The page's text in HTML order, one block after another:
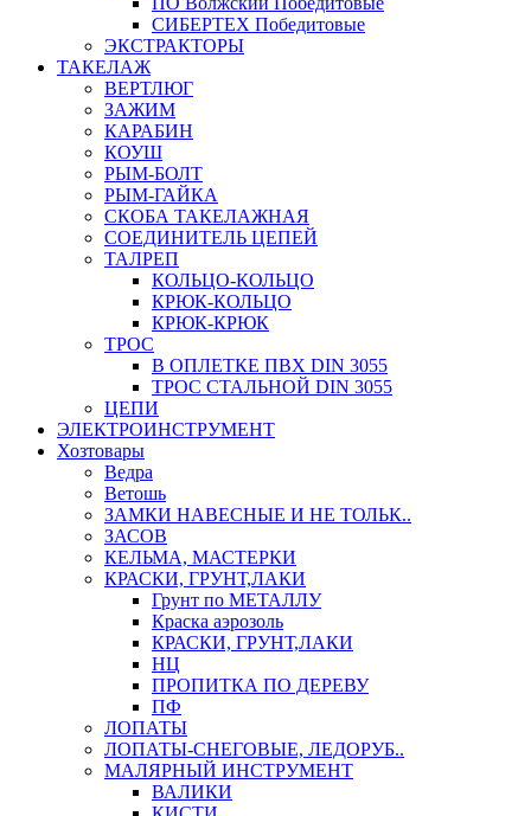
СИБЕРТЕХ Победитовые
ЭКСТРАКТОРЫ
ТАКЕЛАЖ
ВЕРТЛЮГ
ЗАЖИМ
КАРАБИН
КОУШ
РЫМ-БОЛТ
РЫМ-ГАЙКА
СКОБА ТАКЕЛАЖНАЯ
СОЕДИНИТЕЛЬ ЦЕПЕЙ
ТАЛРЕП
КОЛЬЦО-КОЛЬЦО
КРЮК-КОЛЬЦО
КРЮК-КРЮК
ТРОС
В ОПЛЕТКЕ ПВХ DIN 3055
ТРОС СТАЛЬНОЙ DIN 3055
ЦЕПИ
ЭЛЕКТРОИНСТРУМЕНТ
Хозтовары
Ведра
Ветошь
ЗАМКИ НАВЕСНЫЕ И НЕ ТОЛЬК..
ЗАСОВ
КЕЛЬМА, МАСТЕРКИ
КРАСКИ, ГРУНТ,ЛАКИ
Грунт по МЕТАЛЛУ
Краска аэрозоль
КРАСКИ, ГРУНТ,ЛАКИ
НЦ
ПРОПИТКА ПО ДЕРЕВУ
ПФ
ЛОПАТЫ
ЛОПАТЫ-СНЕГОВЫЕ, ЛЕДОРУБ..
МАЛЯРНЫЙ ИНСТРУМЕНТ
ВАЛИКИ